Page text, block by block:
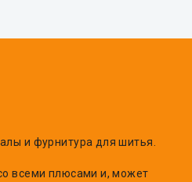
и фурнитура для шитья.
всеми плюсами и, может